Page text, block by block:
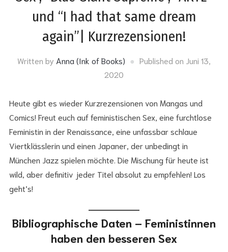
und “I had that same dream
again”| Kurzrezensionen!
Written by Anna (Ink of Books) Published on Juni 13,
2020
Heute gibt es wieder Kurzrezensionen von Mangas und
Comics! Freut euch auf feministischen Sex, eine furchtlose
Feministin in der Renaissance, eine unfassbar schlaue
Viertklässlerin und einen Japaner, der unbedingt in
München Jazz spielen möchte. Die Mischung für heute ist
wild, aber definitiv jeder Titel absolut zu empfehlen! Los
geht’s!
Bibliographische Daten – Feministinnen
haben den besseren Sex